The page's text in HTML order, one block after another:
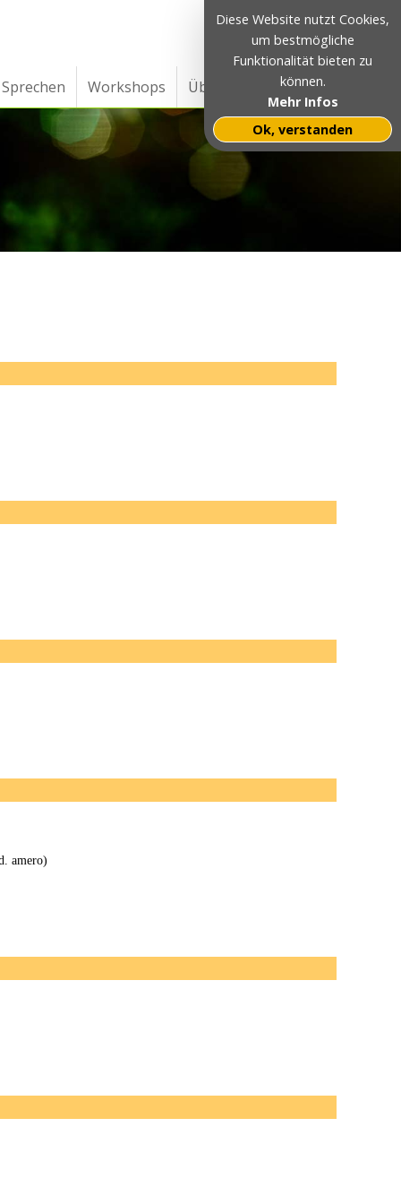
Sprechen Workshops Über Haus- und Hofnamen
amero)
Diese Website nutzt Cookies,
um bestmögliche
Funktionalität bieten zu
können.
Mehr Infos
Ok, verstanden